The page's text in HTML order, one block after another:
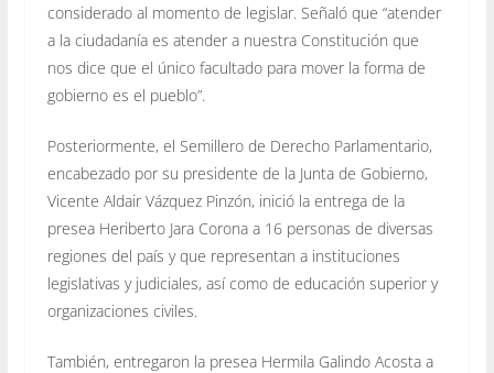
considerado al momento de legislar. Señaló que “atender
a la ciudadanía es atender a nuestra Constitución que
nos dice que el único facultado para mover la forma de
gobierno es el pueblo”.
Posteriormente, el Semillero de Derecho Parlamentario,
encabezado por su presidente de la Junta de Gobierno,
Vicente Aldair Vázquez Pinzón, inició la entrega de la
presea Heriberto Jara Corona a 16 personas de diversas
regiones del país y que representan a instituciones
legislativas y judiciales, así como de educación superior y
organizaciones civiles.
También, entregaron la presea Hermila Galindo Acosta a